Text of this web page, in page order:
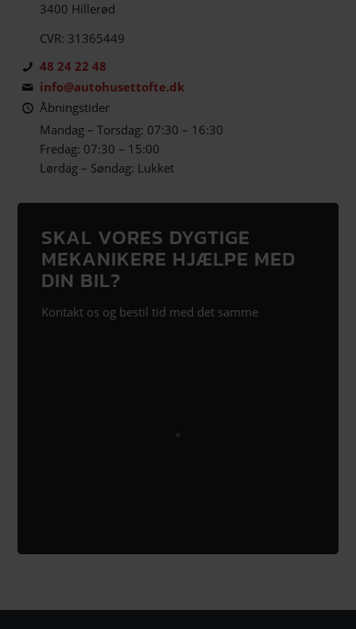
SKAL VORES DYGTIGE
MEKANIKERE HJÆLPE MED
DIN BIL?
Kontakt os og bestil tid med det samme
3400 Hillerød
CVR: 31365449
48 24 22 48
info@autohusettofte.dk
Åbningstider
Mandag – Torsdag: 07:30 – 16:30
Fredag: 07:30 – 15:00
Lørdag – Søndag: Lukket